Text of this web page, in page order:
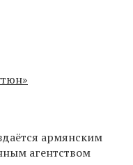
армянским
агентством